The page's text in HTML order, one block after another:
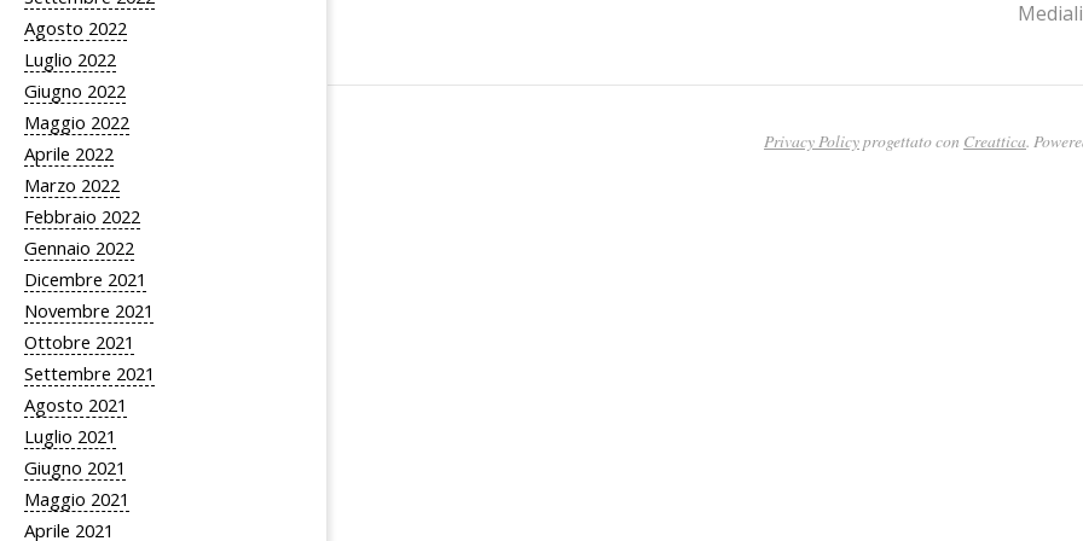
Agosto 2022
Luglio 2022
Giugno 2022
Maggio 2022
Aprile 2022
Marzo 2022
Febbraio 2022
Gennaio 2022
Dicembre 2021
Novembre 2021
Ottobre 2021
Settembre 2021
Agosto 2021
Luglio 2021
Giugno 2021
Maggio 2021
Aprile 2021
Privacy Policyprogettato con Creattica.